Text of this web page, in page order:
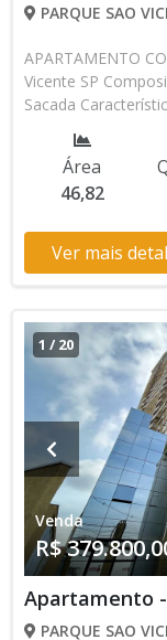
PARQUE SAO
APARTAMENTO
Vicente SP
Sacada
Piscina, Salão de
Financiamento
Os valores e
aviso. Favor
Área
46,82
Ver mais
1 / 20
Venda
R$
Apartamento -
PARQUE SAO